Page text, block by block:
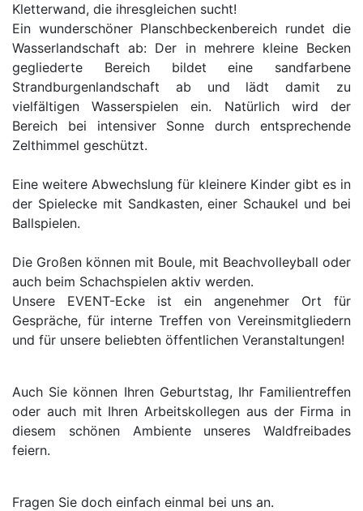
Kletterwand, die ihresgleichen sucht!
Ein wunderschöner Planschbeckenbereich rundet die
Wasserlandschaft ab: Der in mehrere kleine Becken
gegliederte Bereich bildet eine sandfarbene
Strandburgenlandschaft ab und lädt damit zu
vielfältigen Wasserspielen ein. Natürlich wird der
Bereich bei intensiver Sonne durch entsprechende
Zelthimmel geschützt.
Eine weitere Abwechslung für kleinere Kinder gibt es in
der Spielecke mit Sandkasten, einer Schaukel und bei
Ballspielen.
Die Großen können mit Boule, mit Beachvolleyball oder
auch beim Schachspielen aktiv werden.
Unsere EVENT-Ecke ist ein angenehmer Ort für
Gespräche, für interne Treffen von Vereinsmitgliedern
und für unsere beliebten öffentlichen Veranstaltungen!
Auch Sie können Ihren Geburtstag, Ihr Familientreffen
oder auch mit Ihren Arbeitskollegen aus der Firma in
diesem schönen Ambiente unseres Waldfreibades
feiern.
Fragen Sie doch einfach einmal bei uns an.